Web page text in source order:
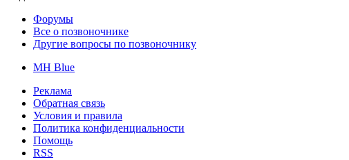
Форумы
Все о позвоночнике
Другие вопросы по позвоночнику
MH Blue
Реклама
Обратная связь
Условия и правила
Политика конфиденциальности
Помощь
RSS